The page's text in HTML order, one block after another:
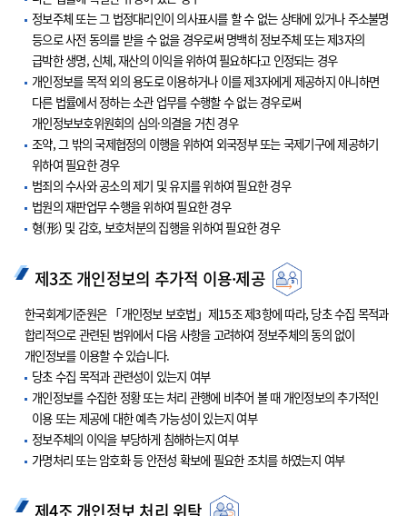
정보주체 또는 그 법정대리인이 의사표시를 할 수 없는 상태에 있거나 주소불명
등으로 사전 동의를 받을 수 없을 경우로써 명백히 정보주체 또는 제3자의
급박한 생명, 신체, 재산의 이익을 위하여 필요하다고 인정되는 경우
개인정보를 목적 외의 용도로 이용하거나 이를 제3자에게 제공하지 아니하면
다른 법률에서 정하는 소관 업무를 수행할 수 없는 경우로써
개인정보보호위원회의 심의·의결을 거친 경우
조약, 그 밖의 국제협정의 이행을 위하여 외국정부 또는 국제기구에 제공하기
위하여 필요한 경우
범죄의 수사와 공소의 제기 및 유지를 위하여 필요한 경우
법원의 재판업무 수행을 위하여 필요한 경우
형(形) 및 감호, 보호처분의 집행을 위하여 필요한 경우
제3조 개인정보의 추가적 이용·제공
한국회계기준원은 「개인정보 보호법」제15조 제3항에 따라, 당초 수집 목적과
합리적으로 관련된 범위에서 다음 사항을 고려하여 정보주체의 동의 없이
개인정보를 이용할 수 있습니다.
당초 수집 목적과 관련성이 있는지 여부
개인정보를 수집한 정황 또는 처리 관행에 비추어 볼 때 개인정보의 추가적인
이용 또는 제공에 대한 예측 가능성이 있는지 여부
정보주체의 이익을 부당하게 침해하는지 여부
가명처리 또는 암호화 등 안전성 확보에 필요한 조치를 하였는지 여부